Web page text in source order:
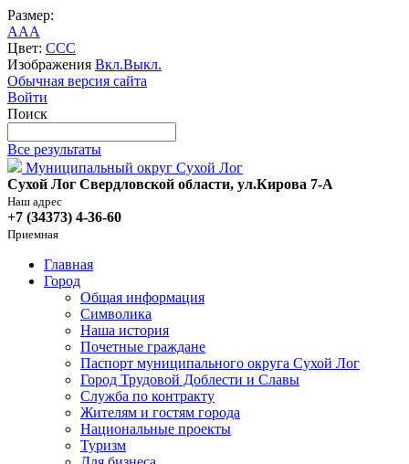
Размер:
AAA
Цвет: CCC
Изображения Вкл.Выкл.
Обычная версия сайта
Войти
Поиск
Все результаты
Муниципальный округ Сухой Лог
Сухой Лог Свердловской области, ул.Кирова 7-А
Наш адрес
+7 (34373) 4-36-60
Приемная
Главная
Город
Общая информация
Символика
Наша история
Почетные граждане
Паспорт муниципального округа Сухой Лог
Город Трудовой Доблести и Славы
Служба по контракту
Жителям и гостям города
Национальные проекты
Туризм